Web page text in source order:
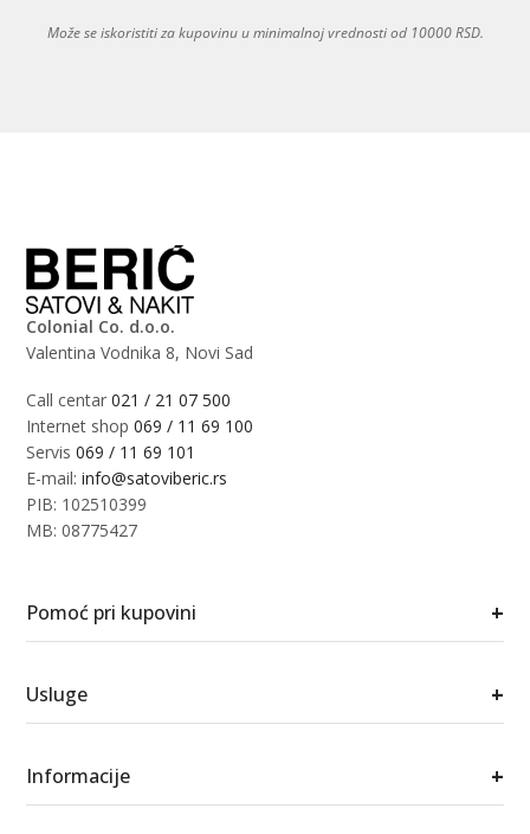
Može se iskoristiti za kupovinu u minimalnoj vrednosti od 10000 RSD.
Colonial Co. d.o.o.
Valentina Vodnika 8, Novi Sad
Call centar021 / 21 07 500
Internet shop069 / 11 69 100
Servis069 / 11 69 101
E-mail:info@satoviberic.rs
PIB: 102510399
MB: 08775427
Pomoć pri kupovini +
Usluge +
Informacije +